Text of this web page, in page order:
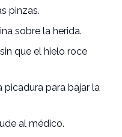
pinzas.
sobre la herida.
que el hielo roce
picadura para bajar la
al médico.